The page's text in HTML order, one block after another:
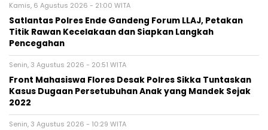
Kamis, 6 Agustus 2026 - 21:00 WITA
Satlantas Polres Ende Gandeng Forum LLAJ, Petakan
Titik Rawan Kecelakaan dan Siapkan Langkah
Pencegahan
Senin, 3 Agustus 2026 - 20:51 WITA
Front Mahasiswa Flores Desak Polres Sikka Tuntaskan
Kasus Dugaan Persetubuhan Anak yang Mandek Sejak
2022
Senin, 3 Agustus 2026 - 10:29 WITA